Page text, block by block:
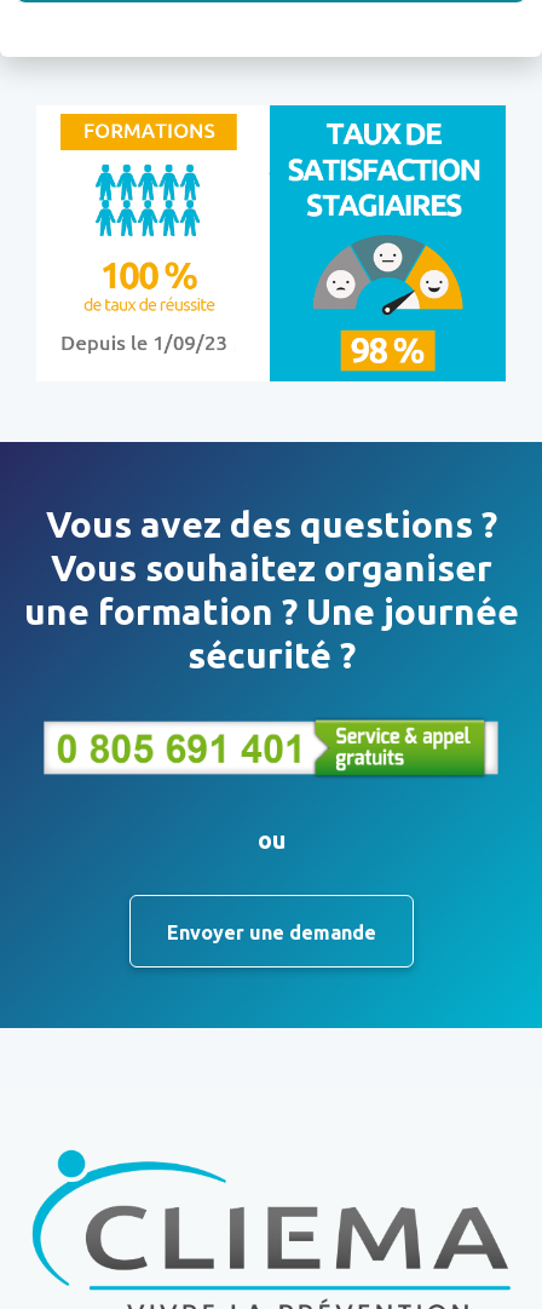
Vous avez des questions ?
Vous souhaitez organiser
une formation ? Une journée
sécurité ?
ou
Envoyer une demande